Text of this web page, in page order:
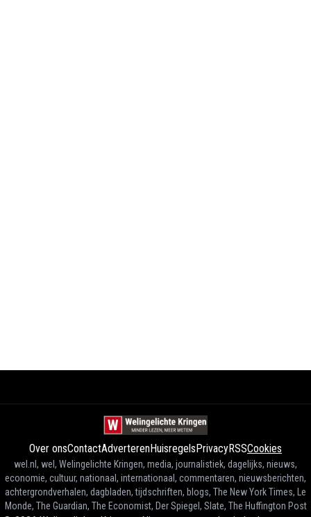
Over onsContactAdverterenHuisregelsPrivacyRSSCookies
wel.nl, wel, Welingelichte Kringen, media, journalistiek, dagelijks, nieuws,
economie, cultuur, nationaal, internationaal, commentaren, nieuwsberichten,
achtergrondverhalen, dagbladen, tijdschriften, blogs, The New York Times, Le
Monde, The Guardian, The Economist, Der Spiegel, Slate, The Huffington Post